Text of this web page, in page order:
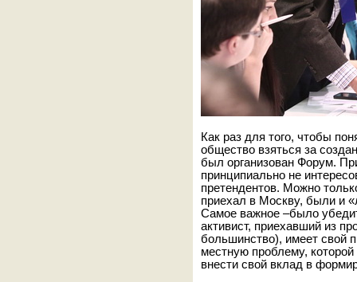
Как раз для того, чтобы
общество взяться за
был организован Форум.
принципиально не
претендентов. Можно
приехал в Москву, были и
Самое важное –было
активист, приехавший из
большинство), имеет свой
местную проблему,
внести свой вклад в